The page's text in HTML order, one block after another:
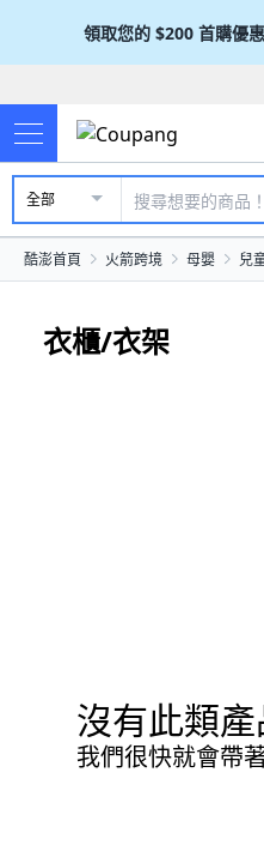
領取您的 $200 首購優
全部
酷澎首頁 火箭跨境 母嬰 兒
衣櫃/衣架
沒有此類產
我們很快就會帶